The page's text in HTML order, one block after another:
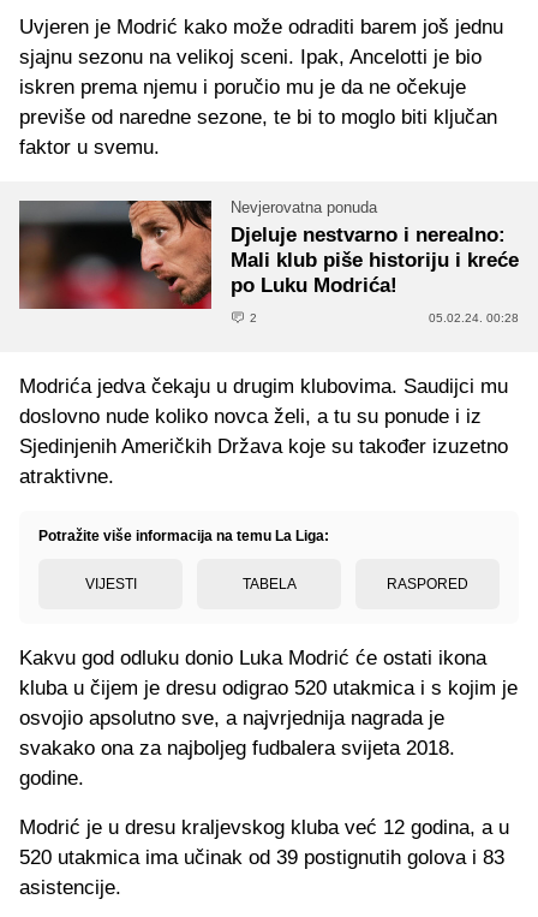
Uvjeren je Modrić kako može odraditi barem još jednu
sjajnu sezonu na velikoj sceni. Ipak, Ancelotti je bio
iskren prema njemu i poručio mu je da ne očekuje
previše od naredne sezone, te bi to moglo biti ključan
faktor u svemu.
Nevjerovatna ponuda
Djeluje nestvarno i nerealno:
Mali klub piše historiju i kreće
po Luku Modrića!
2 05.02.24. 00:28
Modrića jedva čekaju u drugim klubovima. Saudijci mu
doslovno nude koliko novca želi, a tu su ponude i iz
Sjedinjenih Američkih Država koje su također izuzetno
atraktivne.
Potražite više informacija na temu La Liga:
VIJESTI TABELA RASPORED
Kakvu god odluku donio Luka Modrić će ostati ikona
kluba u čijem je dresu odigrao 520 utakmica i s kojim je
osvojio apsolutno sve, a najvrjednija nagrada je
svakako ona za najboljeg fudbalera svijeta 2018.
godine.
Modrić je u dresu kraljevskog kluba već 12 godina, a u
520 utakmica ima učinak od 39 postignutih golova i 83
asistencije.